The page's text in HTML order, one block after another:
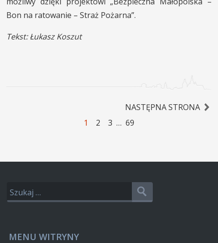
Bon na ratowanie – Straż Pożarna”.
Tekst: Łukasz Koszut
NASTĘPNA STRONA
1
2 3 … 69
MENU WITRYNY